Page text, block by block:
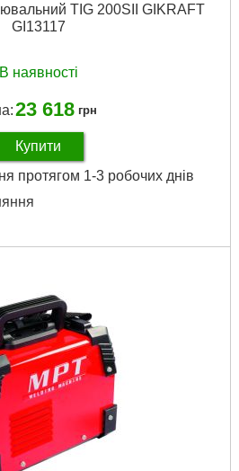
TIG 200SII GIKRAFT
GI13117
В наявності
23 618 грн
Купити
протягом 1-3 робочих днів
35B
35A/17V-220A/25V
190A/25%, 180A/60%, 145A/100%
0,8-1,0 мм
мм
режимів